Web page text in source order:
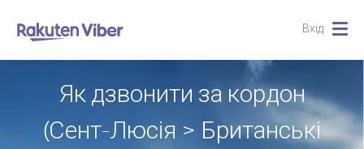
Вхід
Як дзвонити за кордон
(Сент-Люсія > Британські